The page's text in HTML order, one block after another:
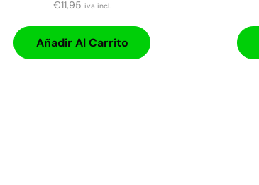
€11,95 iva incl.
Añadir Al Carrito